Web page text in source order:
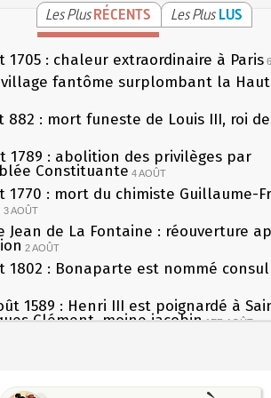
Les PlusRÉCENTS Les Plus LUS
1705 : chaleur extraordinaire à Paris
village fantôme surplombant la
882 : mort funeste de Louis III, roi
1789 : abolition des privilèges par
Constituante 4 AOÛT
1770 : mort du chimiste Guillaume-
3 AOÛT
Jean de La Fontaine : réouverture
2 AOÛT
1802 : Bonaparte est nommé
1589 : Henri III est poignardé à
Clément, moine jacobin 1ER AOÛT